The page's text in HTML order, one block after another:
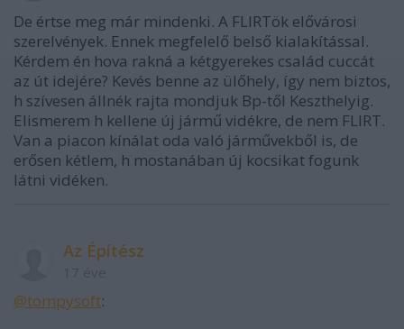
De értse meg már mindenki. A FLIRTök elővárosi
szerelvények. Ennek megfelelő belső kialakítással.
Kérdem én hova rakná a kétgyerekes család cuccát
az út idejére? Kevés benne az ülőhely, így nem biztos,
h szívesen állnék rajta mondjuk Bp-től Keszthelyig.
Elismerem h kellene új jármű vidékre, de nem FLIRT.
Van a piacon kínálat oda való járművekből is, de
erősen kétlem, h mostanában új kocsikat fogunk
látni vidéken.
Az Építész
@tompysoft: